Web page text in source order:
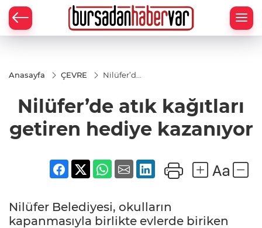
Anasayfa ÇEVRE
Nilüfer’de
getiren
hediye
kazanıyor
Nilüfer’de atık kağıtları
getiren hediye kazanıyor
Nilüfer Belediyesi, okulların
kapanmasıyla birlikte evlerde biriken